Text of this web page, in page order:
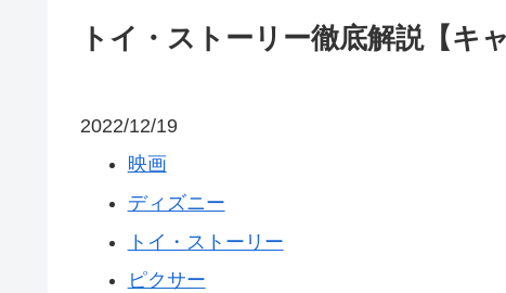
トイ・ストーリー徹底解説【キ
2022/12/19
映画
ディズニー
トイ・ストーリー
ピクサー